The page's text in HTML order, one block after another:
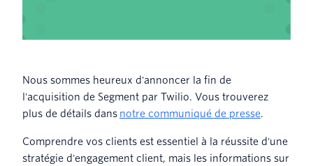
Nous sommes heureux d'annoncer la fin de
l'acquisition de Segment par Twilio. Vous trouverez
plus de détails dans notre communiqué de presse.
Comprendre vos clients est essentiel à la réussite d'une
stratégie d'engagement client, mais les informations sur